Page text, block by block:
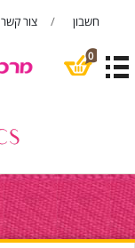
צור קשר חשבון
0